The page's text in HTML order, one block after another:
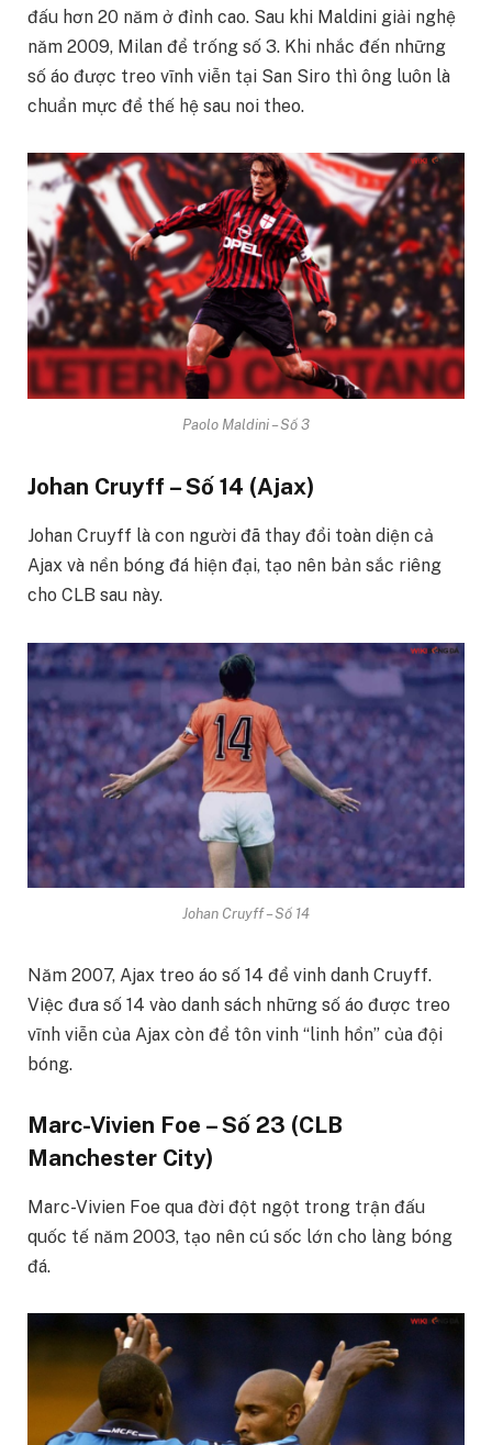
đấu hơn 20 năm ở đỉnh cao. Sau khi Maldini giải nghệ
năm 2009, Milan để trống số 3. Khi nhắc đến những
số áo được treo vĩnh viễn tại San Siro thì ông luôn là
chuẩn mực để thế hệ sau noi theo.
Paolo Maldini – Số 3
Johan Cruyff – Số 14 (Ajax)
Johan Cruyff là con người đã thay đổi toàn diện cả
Ajax và nền bóng đá hiện đại, tạo nên bản sắc riêng
cho CLB sau này.
Johan Cruyff – Số 14
Năm 2007, Ajax treo áo số 14 để vinh danh Cruyff.
Việc đưa số 14 vào danh sách những số áo được treo
vĩnh viễn của Ajax còn để tôn vinh “linh hồn” của đội
bóng.
Marc-Vivien Foe – Số 23 (CLB
Manchester City)
Marc-Vivien Foe qua đời đột ngột trong trận đấu
quốc tế năm 2003, tạo nên cú sốc lớn cho làng bóng
đá.